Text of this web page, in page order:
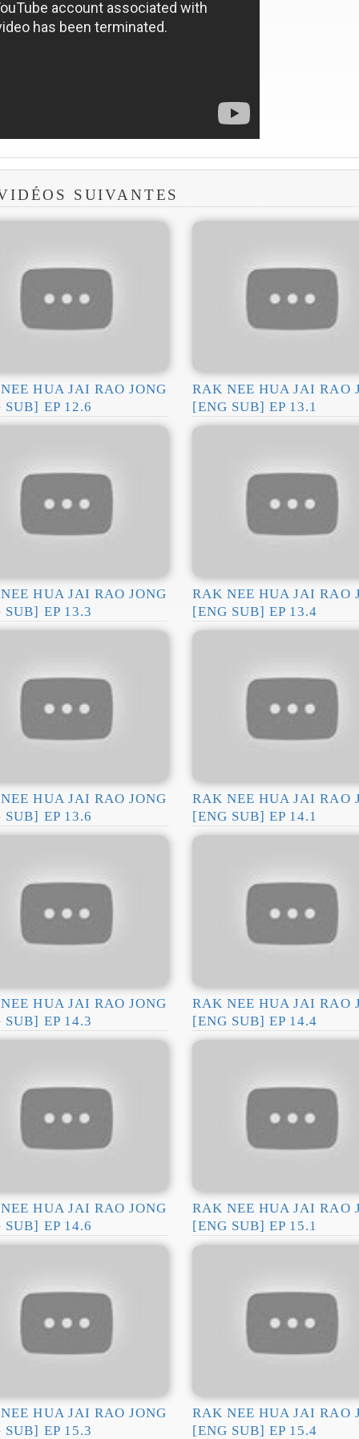
SUIVANTES
HUA JAI RAO JONG
SUB] EP 12.6
RAK NEE HUA JAI RAO
[ENG SUB] EP 13.1
HUA JAI RAO JONG
SUB] EP 13.3
RAK NEE HUA JAI RAO
[ENG SUB] EP 13.4
HUA JAI RAO JONG
SUB] EP 13.6
RAK NEE HUA JAI RAO
[ENG SUB] EP 14.1
HUA JAI RAO JONG
SUB] EP 14.3
RAK NEE HUA JAI RAO
[ENG SUB] EP 14.4
HUA JAI RAO JONG
SUB] EP 14.6
RAK NEE HUA JAI RAO
[ENG SUB] EP 15.1
HUA JAI RAO JONG
SUB] EP 15.3
RAK NEE HUA JAI RAO
[ENG SUB] EP 15.4